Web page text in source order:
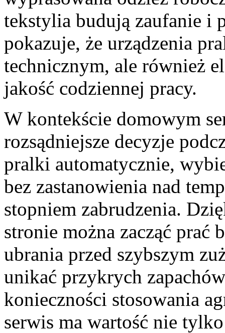
tekstylia budują zaufanie i
pokazuje, że urządzenia
technicznym, ale również
jakość codziennej pracy.
W kontekście domowym
rozsądniejsze decyzje
pralki automatycznie,
bez zastanowienia nad
stopniem zabrudzenia.
stronie można zacząć prać
ubrania przed szybszym
unikać przykrych
konieczności stosowania
serwis ma wartość nie